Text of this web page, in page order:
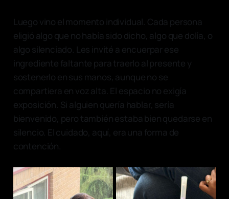
Luego vino el momento individual. Cada persona
eligió algo que no había sido dicho, algo que dolía, o
algo silenciado. Les invité a encuerpar ese
ingrediente faltante para traerlo al presente y
sostenerlo en sus manos, aunque no se
compartiera en voz alta. El espacio no exigía
exposición. Si alguien quería hablar, sería
bienvenido, pero también estaba bien quedarse en
silencio. El cuidado, aquí, era una forma de
contención.